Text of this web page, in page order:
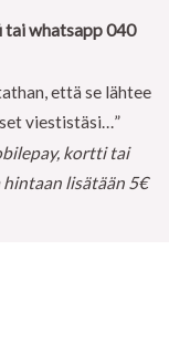
tai whatsapp 040
että se lähtee
viestistäsi…”
kortti tai
lisätään 5€